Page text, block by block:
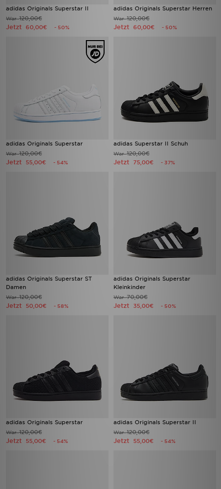
adidas Originals Superstar II
War120,00€
Jetzt 60,00€ - 50%
adidas Originals Superstar Herren
War120,00€
Jetzt 60,00€ - 50%
adidas Originals Superstar
War120,00€
Jetzt 55,00€ - 54%
adidas Superstar II Schuh
War120,00€
Jetzt 75,00€ - 37%
adidas Originals Superstar ST
Damen
War120,00€
Jetzt 50,00€ - 58%
adidas Originals Superstar
Kleinkinder
War70,00€
Jetzt 35,00€ - 50%
adidas Originals Superstar
War120,00€
Jetzt 55,00€ - 54%
adidas Originals Superstar II
War120,00€
Jetzt 55,00€ - 54%